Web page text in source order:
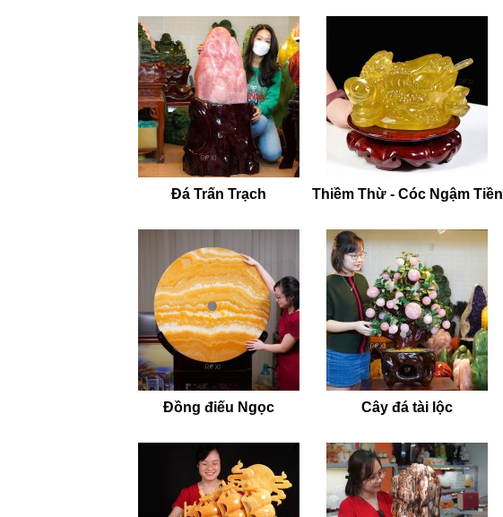
Đá Trấn Trạch Thiềm Thừ - Cóc Ngậm Tiền
Đồng điếu Ngọc Cây đá tài lộc